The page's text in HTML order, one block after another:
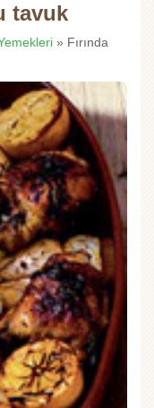
tavuk
» Fırında